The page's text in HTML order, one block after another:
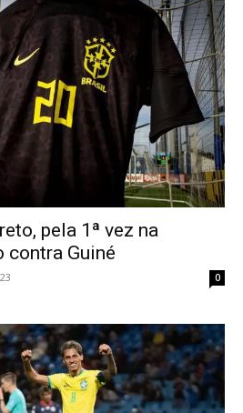
pela 1ª vez na
contra Guiné
0